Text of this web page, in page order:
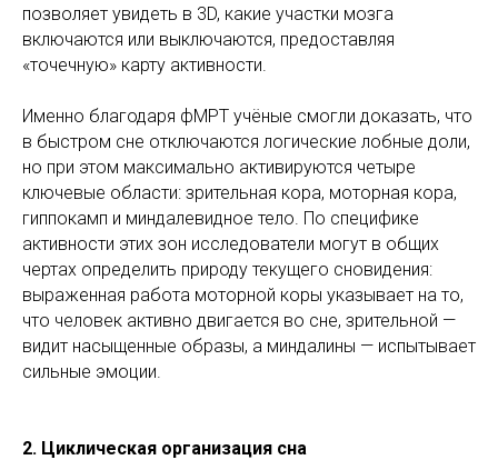
позволяет увидеть в 3D, какие участки мозга
включаются или выключаются, предоставляя
«точечную» карту активности.
Именно благодаря фМРТ учёные смогли доказать, что
в быстром сне отключаются логические лобные доли,
но при этом максимально активируются четыре
ключевые области: зрительная кора, моторная кора,
гиппокамп и миндалевидное тело. По специфике
активности этих зон исследователи могут в общих
чертах определить природу текущего сновидения:
выраженная работа моторной коры указывает на то,
что человек активно двигается во сне, зрительной —
видит насыщенные образы, а миндалины — испытывает
сильные эмоции.
2. Циклическая организация сна